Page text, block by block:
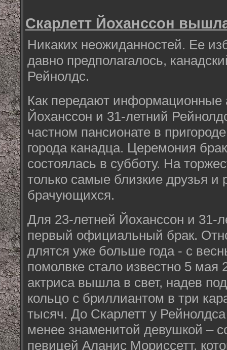
Скарлетт Йоханссон
Никаких неожиданностей. Ее
давно предполагалось,
Рейнолдс.
Как передают информационные
Йоханссон и 31-летний
частном пансионате в
города канадца. Церемония
состоялась в субботу. На
только самые близкие друзья и
брачующихся.
Для 23-летней Йоханссон и 31-
первый официальный брак.
длятся уже больше года - с
помолвке стало известно 5 мая
актриса вышла в свет, надев
кольцо с бриллиантом в три
тысяч. До Скарлетт у
менее знаменитой девушкой –
певицей Аланис Мориссетт,